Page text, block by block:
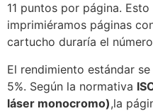
11 puntos por página.
imprimiéramos páginas
cartucho duraría el
El rendimiento estándar
5%. Según la normativa
láser monocromo),la